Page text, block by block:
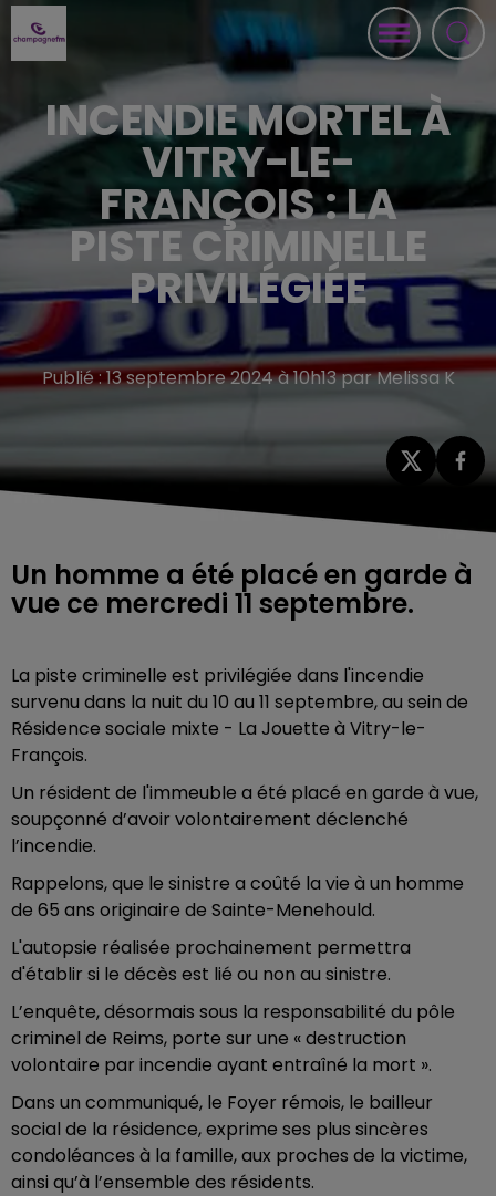
INCENDIE MORTEL À
VITRY-LE-
FRANÇOIS : LA
PISTE CRIMINELLE
PRIVILÉGIÉE
Publié : 13 septembre 2024 à 10h13 par Melissa K
Un homme a été placé en garde à
vue ce mercredi 11 septembre.
La piste criminelle est privilégiée dans l'incendie
survenu dans la nuit du 10 au 11 septembre, au sein de
Résidence sociale mixte - La Jouette à Vitry-le-
François.
Un résident de l'immeuble a été placé en garde à vue,
soupçonné d’avoir volontairement déclenché
l’incendie.
Rappelons, que le sinistre a coûté la vie à un homme
de 65 ans originaire de Sainte-Menehould.
L'autopsie réalisée prochainement permettra
d'établir si le décès est lié ou non au sinistre.
L’enquête, désormais sous la responsabilité du pôle
criminel de Reims, porte sur une « destruction
volontaire par incendie ayant entraîné la mort ».
Dans un communiqué, le Foyer rémois, le bailleur
social de la résidence, exprime ses plus sincères
condoléances à la famille, aux proches de la victime,
ainsi qu’à l’ensemble des résidents.